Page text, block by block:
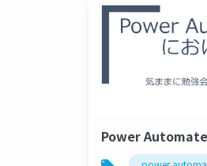
Power Automate